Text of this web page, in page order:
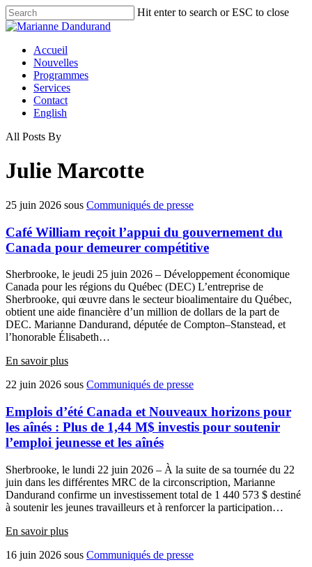
Skip
to
content
Hit enter to search or ESC to close
Close
Menu
Accueil
Nouvelles
Programmes
Services
Contact
English
All Posts By
Julie Marcotte
25 juin 2026 sous Communiqués de presse
Café William reçoit l’appui du gouvernement du
Canada pour demeurer compétitive
Sherbrooke, le jeudi 25 juin 2026 – Développement économique
Canada pour les régions du Québec (DEC) L’entreprise de
Sherbrooke, qui œuvre dans le secteur bioalimentaire du Québec,
obtient une aide financière d’un million de dollars de la part de
DEC. Marianne Dandurand, députée de Compton–Stanstead, et
l’honorable Élisabeth…
En savoir plus
22 juin 2026 sous Communiqués de presse
Emplois d’été Canada et Nouveaux horizons pour
les aînés : Plus de 1,44 M$ investis pour soutenir
l’emploi jeunesse et les aînés
Sherbrooke, le lundi 22 juin 2026 – À la suite de sa tournée du 22
juin dans les différentes MRC de la circonscription, Marianne
Dandurand confirme un investissement total de 1 440 573 $ destiné
à soutenir les jeunes travailleurs et à renforcer la participation…
En savoir plus
16 juin 2026 sous Communiqués de presse